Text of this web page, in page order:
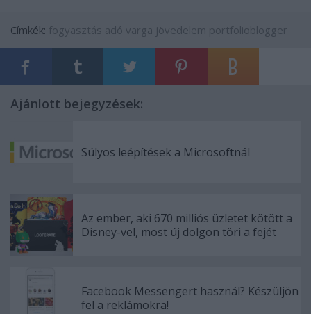
Címkék: fogyasztás adó varga jövedelem portfolioblogger
Ajánlott bejegyzések:
Súlyos leépítések a Microsoftnál
Az ember, aki 670 milliós üzletet kötött a
Disney-vel, most új dolgon töri a fejét
Facebook Messengert használ? Készüljön
fel a reklámokra!